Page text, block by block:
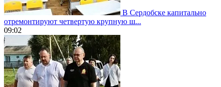
В Сердобске капитально
отремонтируют четвертую крупную ш...
09:02